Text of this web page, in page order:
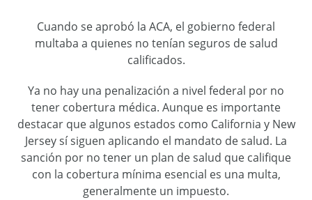
Cuando se aprobó la ACA, el gobierno federal
multaba a quienes no tenían seguros de salud
calificados.
Ya no hay una penalización a nivel federal por no
tener cobertura médica. Aunque es importante
destacar que algunos estados como California y New
Jersey sí siguen aplicando el mandato de salud. La
sanción por no tener un plan de salud que califique
con la cobertura mínima esencial es una multa,
generalmente un impuesto.